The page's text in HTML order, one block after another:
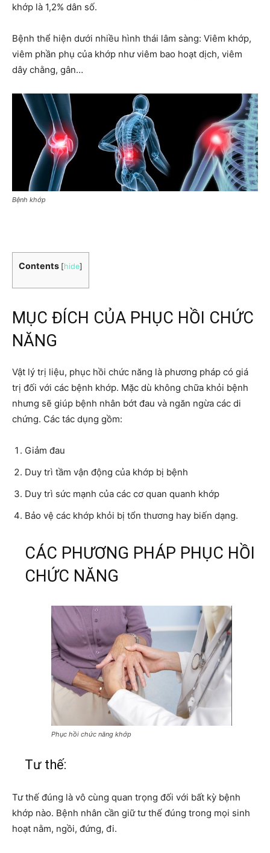
khớp là 1,2% dân số.
Bệnh thể hiện dưới nhiều hình thái lâm sàng: Viêm khớp,
viêm phần phụ của khớp như viêm bao hoạt dịch, viêm
dây chằng, gân…
Bệnh khớp
Contents [hide]
MỤC ĐÍCH CỦA PHỤC HỒI CHỨC
NĂNG
Vật lý trị liệu, phục hồi chức năng là phương pháp có giá
trị đối với các bệnh khớp. Mặc dù không chữa khỏi bệnh
nhưng sẽ giúp bệnh nhân bớt đau và ngăn ngừa các di
chứng. Các tác dụng gồm:
Giảm đau
Duy trì tầm vận động của khớp bị bệnh
Duy trì sức mạnh của các cơ quan quanh khớp
Bảo vệ các khớp khỏi bị tổn thương hay biến dạng.
CÁC PHƯƠNG PHÁP PHỤC HỒI
CHỨC NĂNG
Phục hồi chức năng khớp
Tư thế:
Tư thế đúng là vô cùng quan trọng đối với bất kỳ bệnh
khớp nào. Bệnh nhân cần giữ tư thế đúng trong mọi sinh
hoạt nằm, ngồi, đứng, đi.